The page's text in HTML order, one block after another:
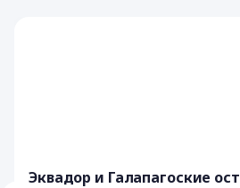
Эквадор и Галапагоские